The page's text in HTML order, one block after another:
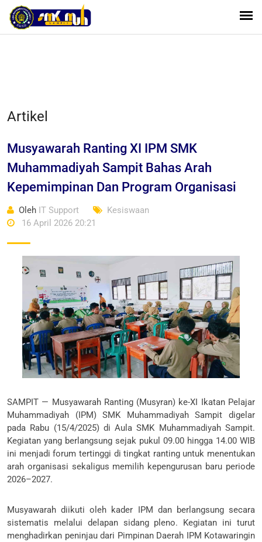
Artikel
Musyawarah Ranting XI IPM SMK
Muhammadiyah Sampit Bahas Arah
Kepemimpinan Dan Program Organisasi
Oleh IT Support
Kesiswaan
16 April 2026 20:21
SAMPIT — Musyawarah Ranting (Musyran) ke-XI Ikatan Pelajar
Muhammadiyah (IPM) SMK Muhammadiyah Sampit digelar
pada Rabu (15/4/2025) di Aula SMK Muhammadiyah Sampit.
Kegiatan yang berlangsung sejak pukul 09.00 hingga 14.00 WIB
ini menjadi forum tertinggi di tingkat ranting untuk menentukan
arah organisasi sekaligus memilih kepengurusan baru periode
2026–2027.
Musyawarah diikuti oleh kader IPM dan berlangsung secara
sistematis melalui delapan sidang pleno. Kegiatan ini turut
menghadirkan peninjau dari Pimpinan Daerah IPM Kotawaringin